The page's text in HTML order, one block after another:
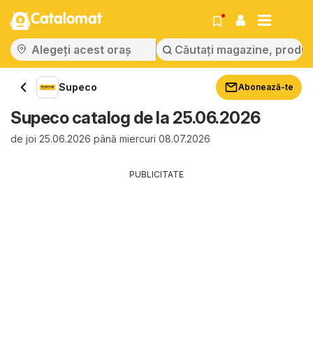
Catalomat
Supeco Abonează-te
Supeco catalog de la 25.06.2026
de joi 25.06.2026 până miercuri 08.07.2026
PUBLICITATE